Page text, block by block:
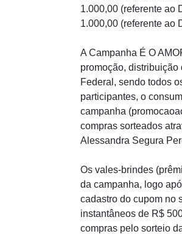
1.000,00 (referente ao
1.000,00 (referente ao
A Campanha É O
promoção,
Federal, sendo todos
participantes, o
campanha
compras sorteados
Alessandra Segura
Os vales-brindes
da campanha, logo
cadastro do cupom no
instantâneos de R$
compras pelo sorteio